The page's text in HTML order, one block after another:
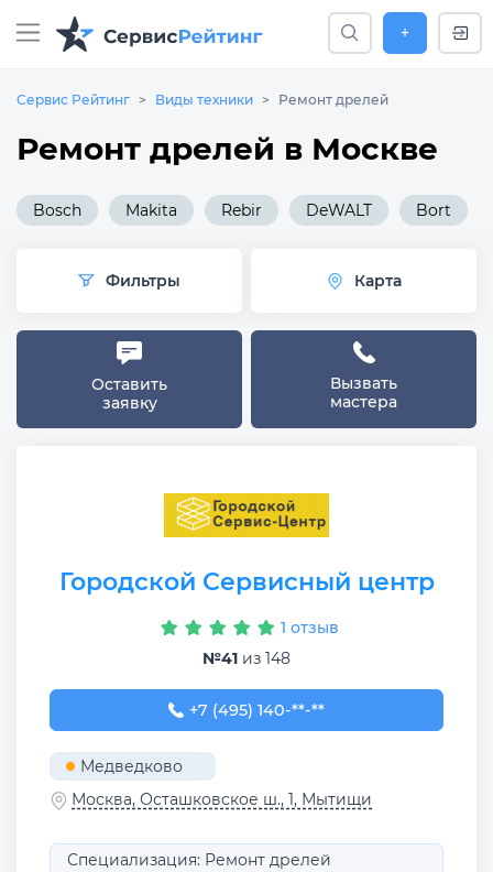
+
Сервис Рейтинг Виды техники Ремонт дрелей
Ремонт дрелей в Москве
Bosch Makita Rebir DeWALT Bort
Фильтры Карта
Оставить
заявку
Вызвать
мастера
Городской Сервисный центр
1 отзыв
№41 из 148
+7 (495) 140-12-23
+7 (495) 140-**-**
Медведково
Москва, Осташковское ш., 1, Мытищи
Специализация: Ремонт дрелей